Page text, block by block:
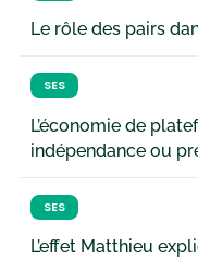
Le rôle des pairs
SES
L’économie de
indépendance ou
SES
L’effet Matthieu